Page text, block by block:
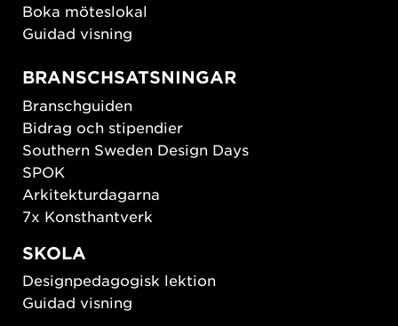
Boka möteslokal
Guidad visning
BRANSCHSATSNINGAR
Branschguiden
Bidrag och stipendier
Southern Sweden Design Days
SPOK
Arkitekturdagarna
7x Konsthantverk
SKOLA
Designpedagogisk lektion
Guidad visning